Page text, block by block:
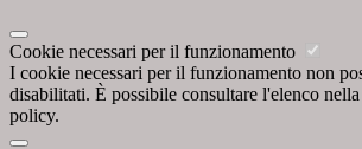
Cookie necessari per il funzionamento
I cookie necessari per il funzionamento non
disabilitati. È possibile consultare l'elenco
policy.